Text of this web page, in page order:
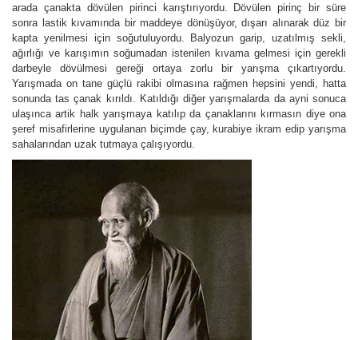
arada çanakta dövülen pirinci karıştırıyordu. Dövülen pirinç bir süre
sonra lastik kıvamında bir maddeye dönüşüyor, dışarı alınarak düz bir
kapta yenilmesi için soğutuluyordu. Balyozun garip, uzatılmış sekli,
ağırlığı ve karışımın soğumadan istenilen kıvama gelmesi için gerekli
darbeyle dövülmesi gereği ortaya zorlu bir yarışma çıkartıyordu.
Yarışmada on tane güçlü rakibi olmasına rağmen hepsini yendi, hatta
sonunda tas çanak kırıldı. Katıldığı diğer yarışmalarda da ayni sonuca
ulaşınca artik halk yarışmaya katılıp da çanaklarını kırmasın diye ona
şeref misafirlerine uygulanan biçimde çay, kurabiye ikram edip yarışma
sahalarından uzak tutmaya çalışıyordu.